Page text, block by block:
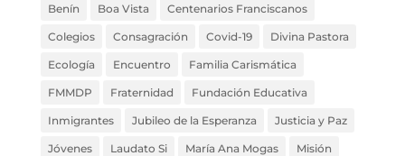
Benín Boa Vista Centenarios Franciscanos
Colegios Consagración Covid-19 Divina Pastora
Ecología Encuentro Familia Carismática
FMMDP Fraternidad Fundación Educativa
Inmigrantes Jubileo de la Esperanza Justicia y Paz
Jóvenes Laudato Si María Ana Mogas Misión